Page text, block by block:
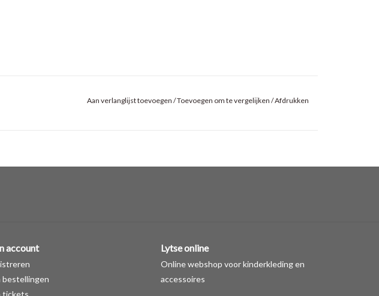
Aan verlanglijst toevoegen /Toevoegen om te vergelijken /Afdrukken
account
bestellingen
tickets
Lytse online
Online webshop voor kinderkleding en
accessoires